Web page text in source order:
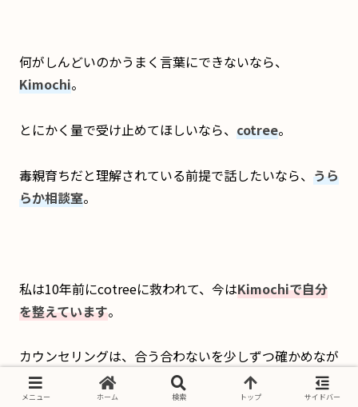
何がしんどいのかうまく言葉にできないなら、
Kimochi。
とにかく量で受け止めてほしいなら、 cotree。
毒親育ちだと理解されている前提で話したいなら、 うら
らか相談室。
私は10年前にcotreeに救われて、今はKimochiで自分
を整えています。
カウンセリングは、合う合わないを少しずつ確かめなが
ら、付き合っていくものだと思います。
メニュー ホーム 検索 トップ サイドバー